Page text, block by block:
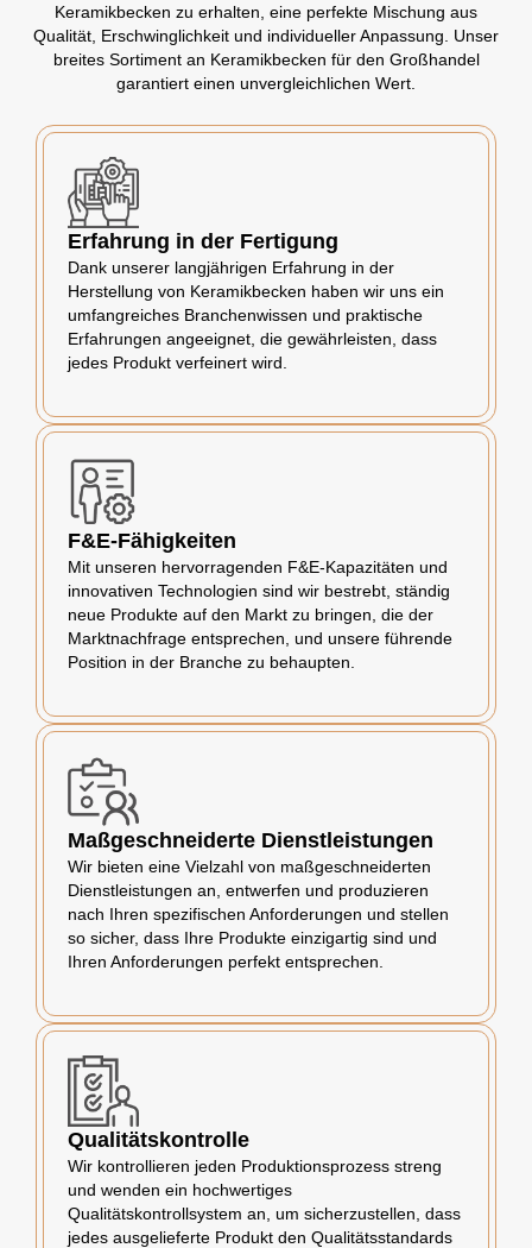
Keramikbecken zu erhalten, eine perfekte Mischung aus
Qualität, Erschwinglichkeit und individueller Anpassung. Unser
breites Sortiment an Keramikbecken für den Großhandel
garantiert einen unvergleichlichen Wert.
Erfahrung in der Fertigung
Dank unserer langjährigen Erfahrung in der
Herstellung von Keramikbecken haben wir uns ein
umfangreiches Branchenwissen und praktische
Erfahrungen angeeignet, die gewährleisten, dass
jedes Produkt verfeinert wird.
F&E-Fähigkeiten
Mit unseren hervorragenden F&E-Kapazitäten und
innovativen Technologien sind wir bestrebt, ständig
neue Produkte auf den Markt zu bringen, die der
Marktnachfrage entsprechen, und unsere führende
Position in der Branche zu behaupten.
Maßgeschneiderte Dienstleistungen
Wir bieten eine Vielzahl von maßgeschneiderten
Dienstleistungen an, entwerfen und produzieren
nach Ihren spezifischen Anforderungen und stellen
so sicher, dass Ihre Produkte einzigartig sind und
Ihren Anforderungen perfekt entsprechen.
Qualitätskontrolle
Wir kontrollieren jeden Produktionsprozess streng
und wenden ein hochwertiges
Qualitätskontrollsystem an, um sicherzustellen, dass
jedes ausgelieferte Produkt den Qualitätsstandards